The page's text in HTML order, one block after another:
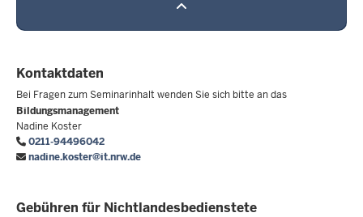
Kontaktdaten
Bei Fragen zum Seminarinhalt wenden Sie sich bitte an das
Bildungsmanagement
Nadine Koster
0211-94496042
nadine.koster@it.nrw.de
Gebühren für Nichtlandesbedienstete